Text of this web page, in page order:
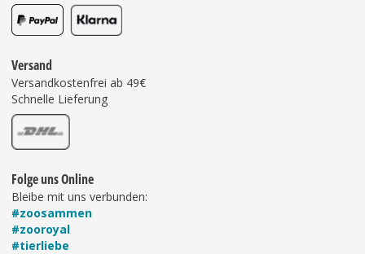
Versand
Versandkostenfrei ab 49€
Schnelle Lieferung
Folge uns Online
Bleibe mit uns verbunden:
#zoosammen
#zooroyal
#tierliebe